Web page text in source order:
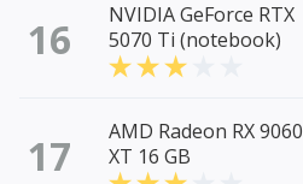
16
NVIDIA GeForce RTX
5070 Ti (notebook)
17
AMD Radeon RX 9060
XT 16 GB